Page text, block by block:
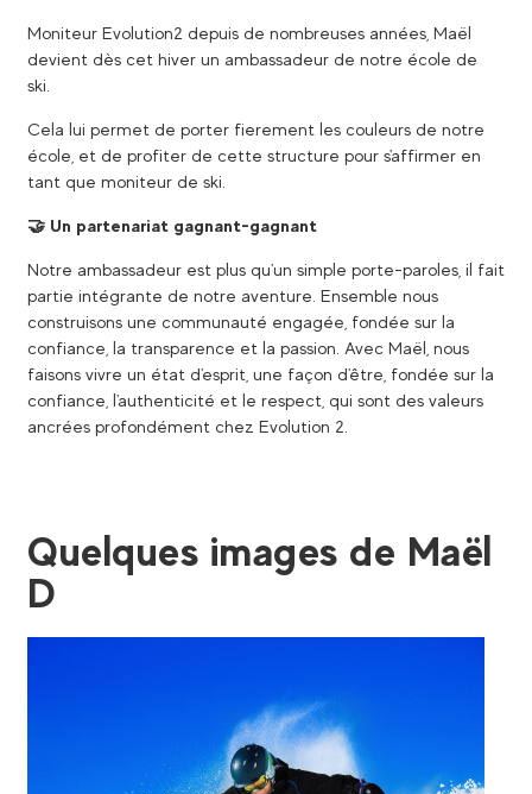
Moniteur Evolution2 depuis de nombreuses années, Maël
devient dès cet hiver un ambassadeur de notre école de
ski.
Cela lui permet de porter fierement les couleurs de notre
école, et de profiter de cette structure pour s'affirmer en
tant que moniteur de ski.
🤝 Un partenariat gagnant-gagnant
Notre ambassadeur est plus qu'un simple porte-paroles, il fait
partie intégrante de notre aventure. Ensemble nous
construisons une communauté engagée, fondée sur la
confiance, la transparence et la passion. Avec Maël, nous
faisons vivre un état d'esprit, une façon d'être, fondée sur la
confiance, l'authenticité et le respect, qui sont des valeurs
ancrées profondément chez Evolution 2.
Quelques images de Maël
D